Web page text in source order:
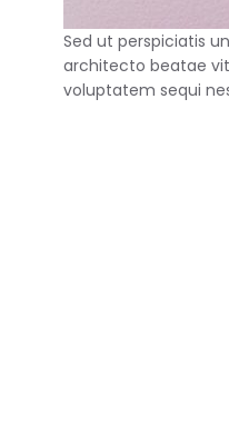
Sed ut perspiciatis
architecto beatae
voluptatem sequi